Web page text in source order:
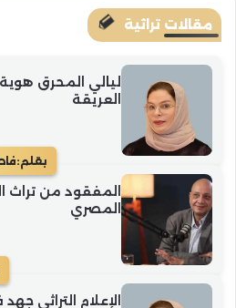
مقالات تراثية
ليالي المحرق
العريقة
بقلم:
المفقود من تراث
المصري
الإعلام التراثي